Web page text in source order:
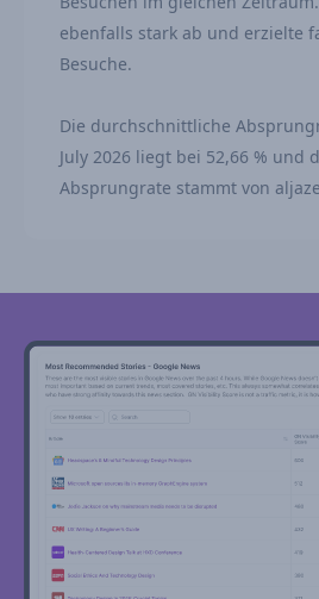
ebenfalls stark ab und erzielte
Besuche.
Die durchschnittliche
July 2026 liegt bei 52,66 % und
Absprungrate stammt von